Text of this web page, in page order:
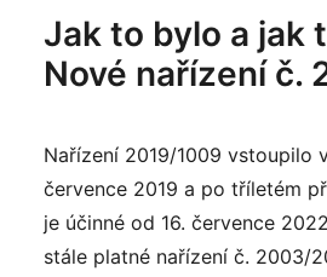
Jak to bylo a jak
Nové nařízení č.
Nařízení 2019/1009 vstoupilo
července 2019 a po tříletém
je účinné od 16. července
stále platné nařízení č. 2003/